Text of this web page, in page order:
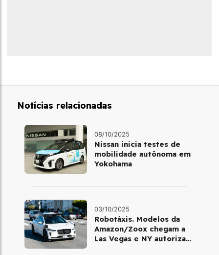
Notícias relacionadas
08/10/2025
Nissan inicia testes de
mobilidade autônoma em
Yokohama
03/10/2025
Robotáxis. Modelos da
Amazon/Zoox chegam a
Las Vegas e NY autoriza